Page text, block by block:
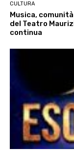
CULTURA
Musica,
del Teatro
continua